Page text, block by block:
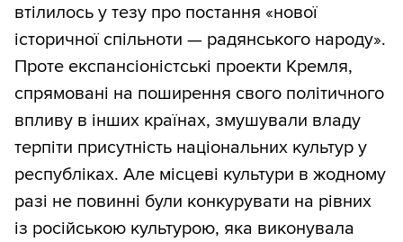
втілилось у тезу про постання «нової
історичної спільноти — радянського народу».
Проте експансіоністські проекти Кремля,
спрямовані на поширення свого політичного
впливу в інших країнах, змушували владу
терпіти присутність національних культур у
республіках. Але місцеві культури в жодному
разі не повинні були конкурувати на рівних
із російською культурою, яка виконувала